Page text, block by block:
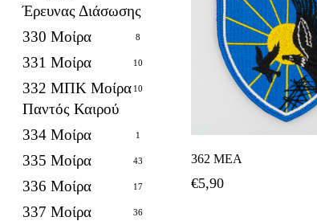
Έρευνας Διάσωσης
330 Μοίρα 8
331 Μοίρα 10
332 ΜΠΚ Μοίρα
Παντός Καιρού
10
334 Μοίρα 1
335 Μοίρα 43
336 Μοίρα 17
337 Μοίρα 36
362 ΜΕΑ
€5,90